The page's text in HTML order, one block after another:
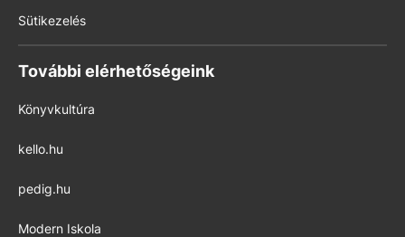
Sütikezelés
További elérhetőségeink
Könyvkultúra
kello.hu
pedig.hu
Modern Iskola